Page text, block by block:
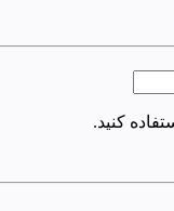
کنید.